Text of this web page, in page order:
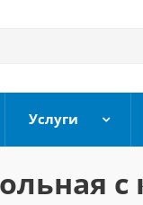
Услуги
с